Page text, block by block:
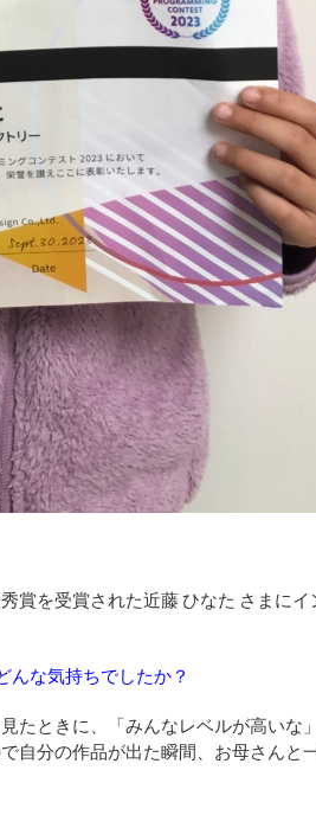
賞を受賞された近藤 ひなた さまに
んな気持ちでしたか？
たときに、「みんなレベルが高いな
自分の作品が出た瞬間、お母さんと